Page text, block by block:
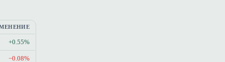
+0.55%
−0.08%